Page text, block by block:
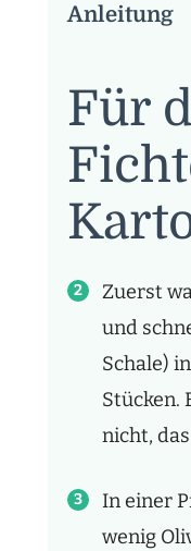
Anleitung
Für
Zuerst
und
Schale)
Stücken.
nicht,
In einer
wenig